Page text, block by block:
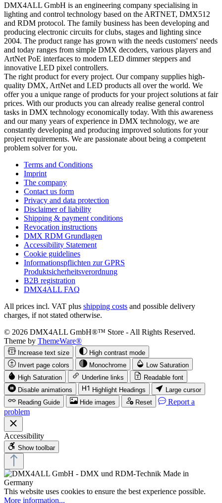
DMX4ALL GmbH is an engineering company specialising in
lighting and control technology based on the ARTNET, DMX512
and RDM protocol. The family business has been developing and
producing electronic circuits for clubs, stages and lighting since
2004. The product range has grown with the needs customers' needs
and today ranges from simple DMX decoders, various players and
ArtNet PoE interfaces to modern LED dimmer steppers and
innovative LED pixel controllers.
The right product for every project. Our company supplies high-
quality DMX, ArtNet and LED products all over the world. We
offer you a unique range of products for your project solutions at fair
prices. With our products you can already realise general control
tasks in DMX technology economically today. With this awareness
and our many years of experience in DMX technology, we are
constantly developing and producing improved solutions for your
project requirements. We are passionate about being a competent
problem solver for you.
Terms and Conditions
Imprint
The company
Contact us form
Privacy and data protection
Disclaimer of liability
Shipping & payment conditions
Revocation instructions
DMX RDM Grundlagen
Accessibility Statement
Cookie guidelines
Informationspflichten zur GPRS
Produktsicherheitsverordnung
B2B registration
DMX4ALL FAQ
All prices incl. VAT plus shipping costs and possible delivery
charges, if not stated otherwise.
© 2026 DMX4ALL GmbH®™ Store - All Rights Reserved.
Theme by ThemeWare®
Increase text size
High contrast mode
Invert page colors
Monochrome
Low Saturation
High Saturation
Underline links
Readable font
Disable animations
Highlight Headings
Large cursor
Reading Guide
Hide images Reset
Report a
problem
Accessibility
Show toolbar
This website uses cookies to ensure the best experience possible.
More information...